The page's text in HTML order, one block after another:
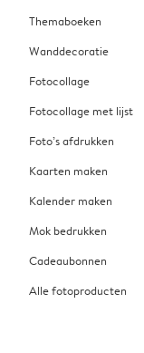
Themaboeken
Wanddecoratie
Fotocollage
Fotocollage met lijst
Foto’s afdrukken
Kaarten maken
Kalender maken
Mok bedrukken
Cadeaubonnen
Alle fotoproducten